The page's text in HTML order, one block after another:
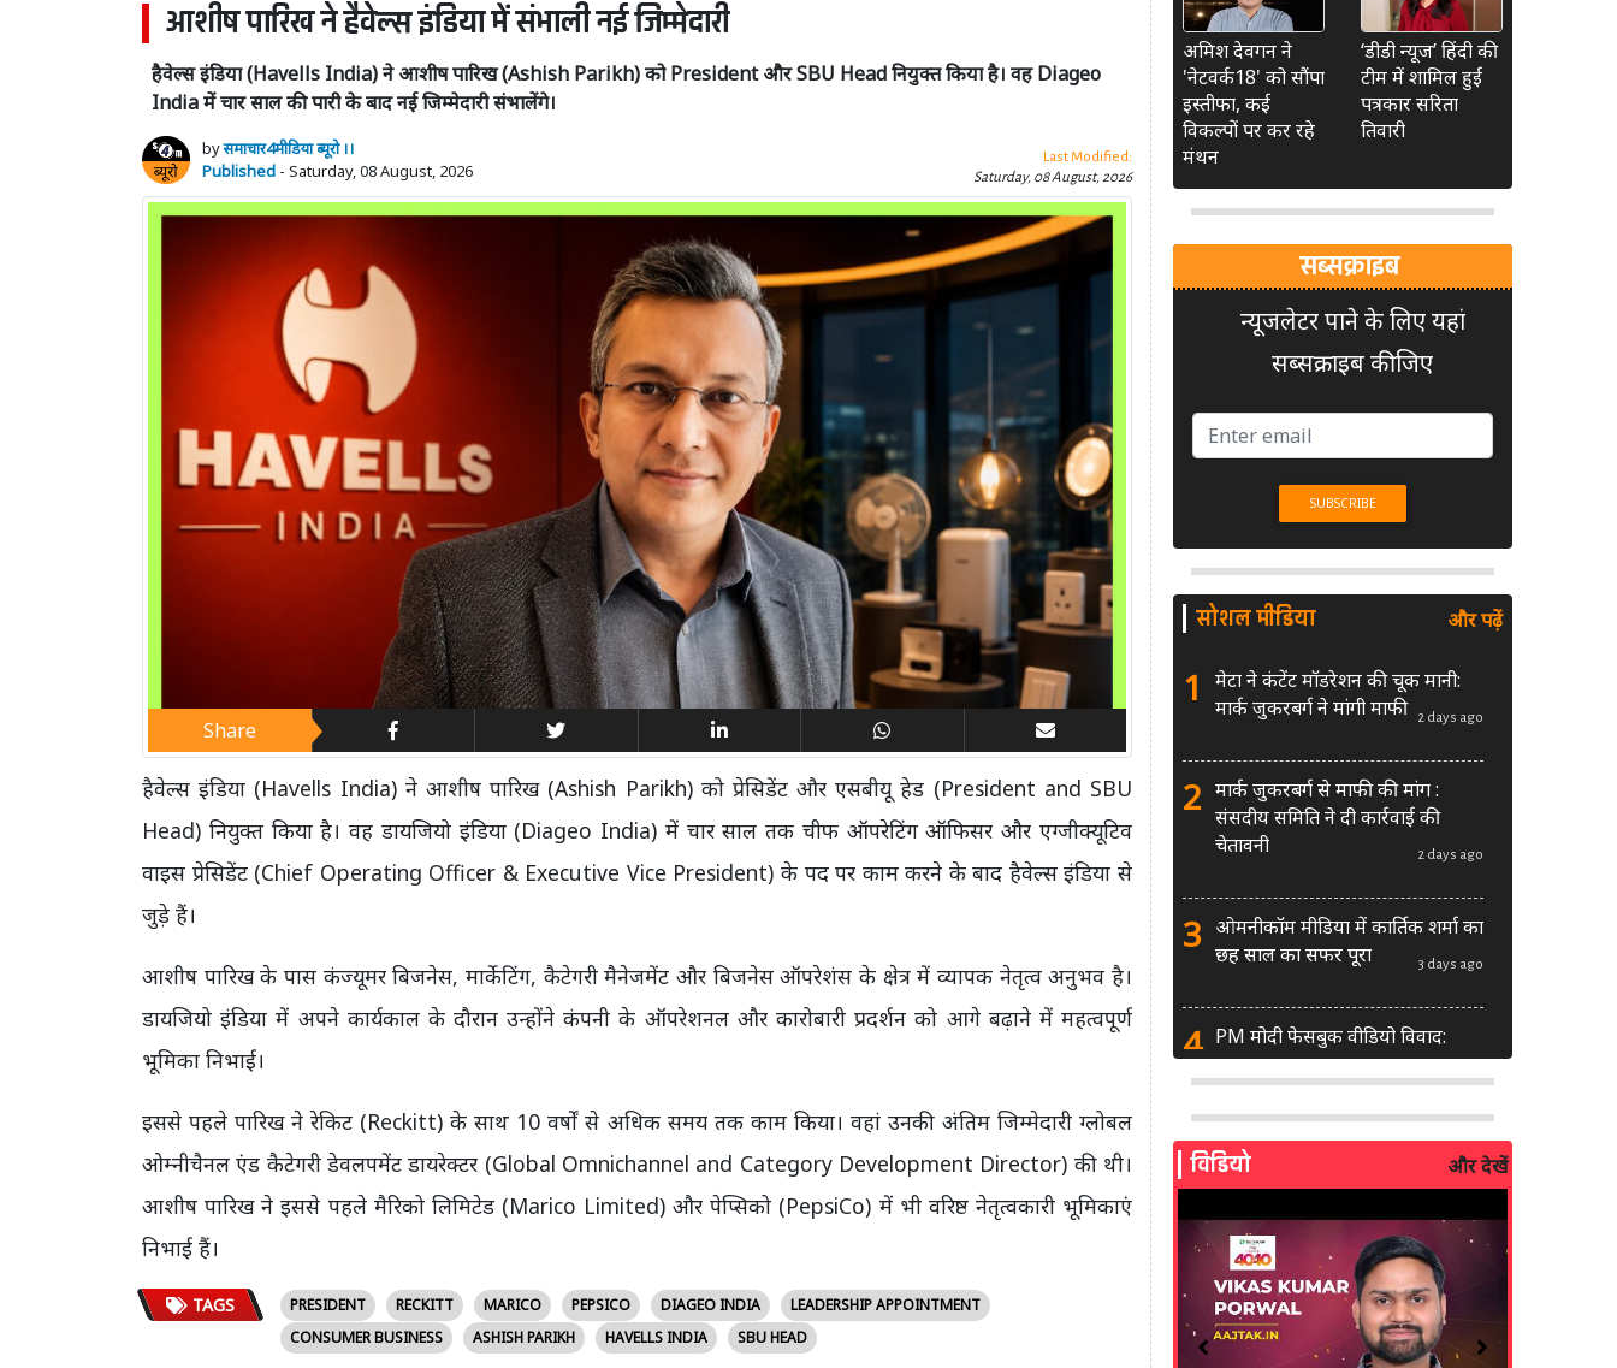
आशीष पारिख ने हैवेल्स इंडिया में संभाली नई जिम्मेदारी
हैवेल्स इंडिया (Havells India) ने आशीष पारिख (Ashish Parikh) को President और SBU Head नियुक्त किया है। वह Diageo
India में चार साल की पारी के बाद नई जिम्मेदारी संभालेंगे।
byसमाचार4मीडिया ब्यूरो ।।
Published - Saturday, 08 August, 2026
Last Modified:
Saturday, 08 August, 2026
Share
हैवेल्स इंडिया (Havells India) ने आशीष पारिख (Ashish Parikh) को प्रेसिडेंट और एसबीयू हेड (President and SBU
Head) नियुक्त किया है। वह डायजियो इंडिया (Diageo India) में चार साल तक चीफ ऑपरेटिंग ऑफिसर और एग्जीक्यूटिव
वाइस प्रेसिडेंट (Chief Operating Officer & Executive Vice President) के पद पर काम करने के बाद हैवेल्स इंडिया से
जुड़े हैं।
आशीष पारिख के पास कंज्यूमर बिजनेस, मार्केटिंग, कैटेगरी मैनेजमेंट और बिजनेस ऑपरेशंस के क्षेत्र में व्यापक नेतृत्व अनुभव है।
डायजियो इंडिया में अपने कार्यकाल के दौरान उन्होंने कंपनी के ऑपरेशनल और कारोबारी प्रदर्शन को आगे बढ़ाने में महत्वपूर्ण
भूमिका निभाई।
इससे पहले पारिख ने रेकिट (Reckitt) के साथ 10 वर्षों से अधिक समय तक काम किया। वहां उनकी अंतिम जिम्मेदारी ग्लोबल
ओम्नीचैनल एंड कैटेगरी डेवलपमेंट डायरेक्टर (Global Omnichannel and Category Development Director) की थी।
आशीष पारिख ने इससे पहले मैरिको लिमिटेड (Marico Limited) और पेप्सिको (PepsiCo) में भी वरिष्ठ नेतृत्वकारी भूमिकाएं
निभाई हैं।
TAGS PRESIDENT RECKITT MARICO PEPSICO DIAGEO INDIA
LEADERSHIP APPOINTMENT
CONSUMER BUSINESS
ASHISH PARIKH HAVELLS INDIA SBU HEAD
अमिश देवगन ने
'नेटवर्क18' को सौंपा
इस्तीफा, कई
विकल्पों पर कर रहे
मंथन
‘डीडी न्यूज’ हिंदी की
टीम में शामिल हुईं
पत्रकार सरिता
तिवारी
सब्सक्राइब
न्यूजलेटर पाने के लिए यहां
सब्सक्राइब कीजिए
सोशल मीडिया और पढ़ें
1
मेटा ने कंटेंट मॉडरेशन की चूक मानी:
मार्क जुकरबर्ग ने मांगी माफी
2 days ago
2 मार्क जुकरबर्ग से माफी की मांग :
संसदीय समिति ने दी कार्रवाई की
चेतावनी
2 days ago
3 ओमनीकॉम मीडिया में कार्तिक शर्मा का
छह साल का सफर पूरा
3 days ago
4 PM मोदी फेसबुक वीडियो विवाद:
MeitY से मिलेगी मेटा की ग्लोबल टीम
5 AI से बने फर्जी पोस्ट पर LinkedIn
की सख्ती: लॉन्च किए नए मॉडरेशन
6
सरकार दे रही बड़ा मौका: शॉर्ट वीडियो
बनाने वाले क्रिएटर्स जीत सकते हैं ₹5
लाख
2 weeks ago
विडियो और देखें